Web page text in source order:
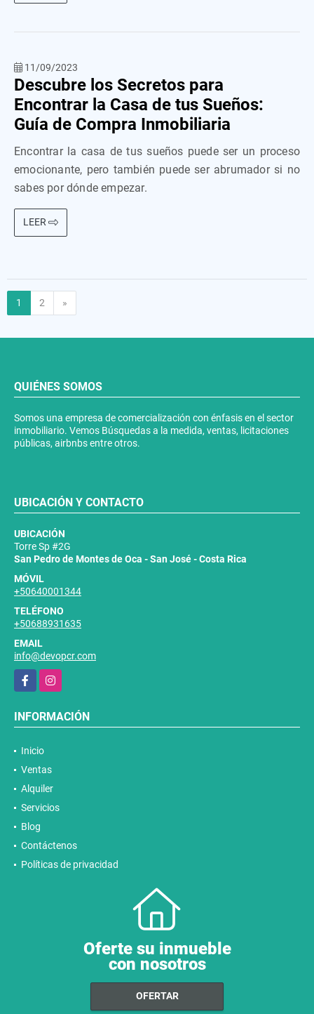
11/09/2023
Descubre los Secretos para
Encontrar la Casa de tus Sueños:
Guía de Compra Inmobiliaria
Encontrar la casa de tus sueños puede ser un proceso
emocionante, pero también puede ser abrumador si no
sabes por dónde empezar.
LEER
1 2 »
QUIÉNES SOMOS
Somos una empresa de comercialización con énfasis en el sector
inmobiliario. Vemos Búsquedas a la medida, ventas, licitaciones
públicas, airbnbs entre otros.
UBICACIÓN Y CONTACTO
UBICACIÓN
Torre Sp #2G
San Pedro de Montes de Oca - San José - Costa Rica
MÓVIL
+50640001344
TELÉFONO
+50688931635
EMAIL
info@devopcr.com
FacebookInstagram
INFORMACIÓN
Inicio
Ventas
Alquiler
Servicios
Blog
Contáctenos
Políticas de privacidad
Oferte su inmueble
con nosotros
OFERTAR